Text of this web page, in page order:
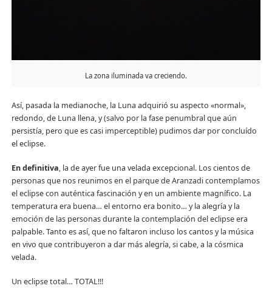
La zona iluminada va creciendo.
Así, pasada la medianoche, la Luna adquirió su aspecto «normal»,
redondo, de Luna llena, y (salvo por la fase penumbral que aún
persistía, pero que es casi imperceptible) pudimos dar por concluído
el eclipse.
En definitiva, la de ayer fue una velada excepcional. Los cientos de
personas que nos reunimos en el parque de Aranzadi contemplamos
el eclipse con auténtica fascinación y en un ambiente magnífico. La
temperatura era buena… el entorno era bonito… y la alegría y la
emoción de las personas durante la contemplación del eclipse era
palpable. Tanto es así, que no faltaron incluso los cantos y la música
en vivo que contribuyeron a dar más alegría, si cabe, a la cósmica
velada.
Un eclipse total… TOTAL!!!